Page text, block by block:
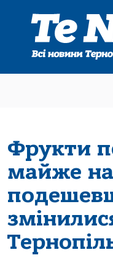
Фрукти
майже